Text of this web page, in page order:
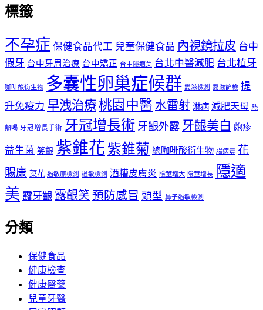
標籤
不孕症 保健食品代工 兒童保健食品 內視鏡拉皮 台中
假牙 台中牙周治療 台中矯正 台中隱適美 台北中醫減肥 台北植牙
咖啡酸衍生物 多囊性卵巢症候群 愛滋檢測 愛滋篩檢 提
升免疫力 早洩治療桃園中醫 水雷射 淋病 減肥天母 熱
熱喝 牙冠增長手術 牙冠增長術 牙齦外露 牙齦美白 皰疹
益生菌 笑齦 紫錐花 紫錐菊 總咖啡酸衍生物 腸病毒 花
賜康 菜花 過敏原檢測 過敏檢測 酒糟皮膚炎 陰莖增大 陰莖增長
隱適
美 露牙齦 露齦笑 預防感冒 頭型 鼻子過敏檢測
分類
保健食品
健康檢查
健康醫藥
兒童牙醫